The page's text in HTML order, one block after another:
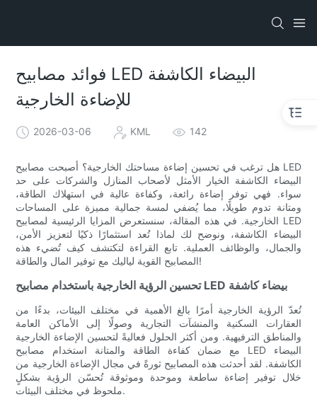
فوائد مصابيح LED البيضاء الكاشفة
للإضاءة الخارجية
2026-03-06 KML 142
هل ترغب في تحسين إضاءة مساحتك الخارجية؟ أصبحت مصابيح LED
البيضاء الكاشفة الخيار الأمثل لأصحاب المنازل والشركات على حد
سواء. فهي توفر إضاءة رائعة، وكفاءة عالية في استهلاك الطاقة،
ومتانة تدوم طويلًا، مما يُضفي لمسة جمالية مميزة على المساحات
الخارجية. في هذه المقالة، سنستعرض المزايا الرئيسية لمصابيح LED
البيضاء الكاشفة، ونوضح لك لماذا تُعد استثمارًا ذكيًا لتعزيز الأمن،
والجمال، والوظائف العملية. تابع القراءة لتكتشف كيف تُضيء هذه
المصابيح القوية لياليك مع توفير المال والطاقة!
تحسين الرؤية الخارجية باستخدام مصابيح LED بيضاء كاشفة
تُعدّ الرؤية الخارجية أمرًا بالغ الأهمية في مختلف البيئات، بدءًا من
العقارات السكنية والمنشآت التجارية وصولًا إلى الأماكن العامة
والمناطق الترفيهية. ومن أكثر الحلول فعاليةً لتحسين الإضاءة الخارجية
مع ضمان كفاءة الطاقة والمتانة استخدام مصابيح LED البيضاء
الكاشفة. لقد أحدثت هذه المصابيح ثورةً في مجال الإضاءة الخارجية من
خلال توفير إضاءة ساطعة وموحدة وموثوقة تُحسّن الرؤية بشكلٍ
ملحوظ في مختلف البيئات.